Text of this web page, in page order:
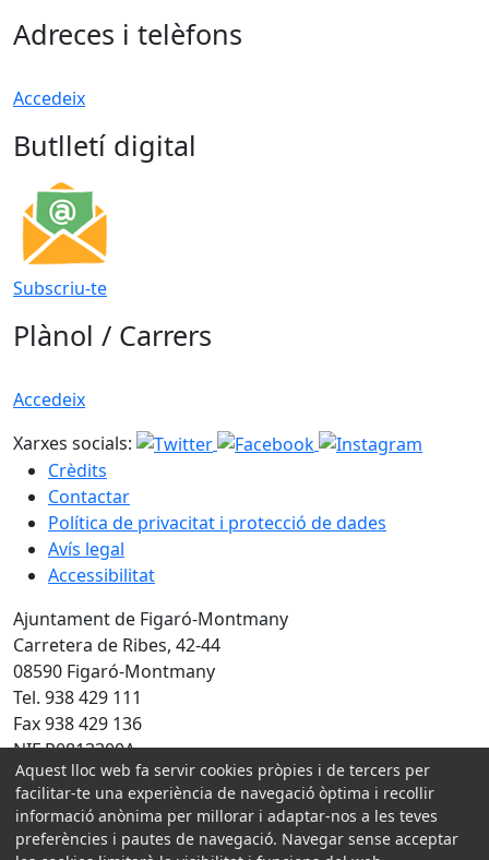
Adreces i telèfons
Accedeix
Butlletí digital
Subscriu-te
Plànol / Carrers
Accedeix
Xarxes socials:
Crèdits
Contactar
Política de privacitat i protecció de dades
Avís legal
Accessibilitat
Ajuntament de Figaró-Montmany
Carretera de Ribes, 42-44
08590 Figaró-Montmany
Tel. 938 429 111
Fax 938 429 136
NIF P0813300A
Amb la col·laboració de:
Aquest lloc web fa servir cookies pròpies i de tercers per
facilitar-te una experiència de navegació òptima i recollir
informació anònima per millorar i adaptar-nos a les teves
preferències i pautes de navegació. Navegar sense acceptar